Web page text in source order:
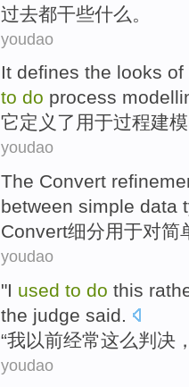
过去都干些什么 。
youdao
It defines the looks of
to do process
它定义 了 用于过程建模
youdao
The Convert
between simple data
Convert细分用于对简
youdao
"I used to do this
the judge said.
“我以前经常这么判决，
youdao